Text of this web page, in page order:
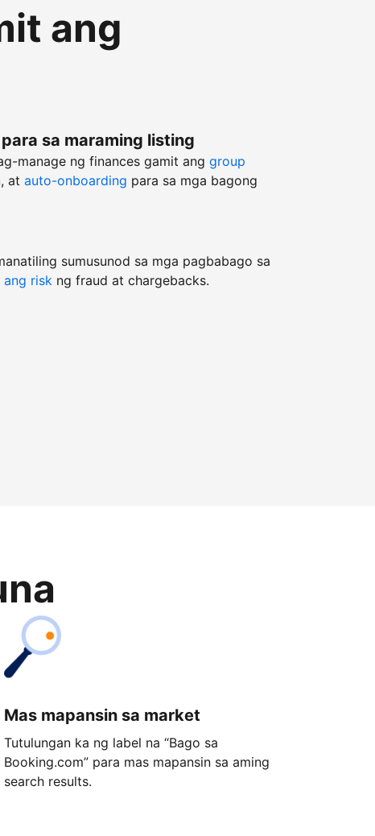
ang
sa maraming listing
manage ng finances gamit ang group
, at auto-onboarding para sa mga bagong
sumusunod sa mga pagbabago sa
ang risk ng fraud at chargebacks.
Mas mapansin sa market
Tutulungan ka ng label na “Bago sa
Booking.com” para mas mapansin sa aming
search results.